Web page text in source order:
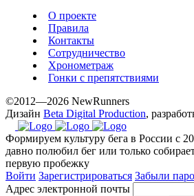
О проекте
Правила
Контакты
Сотрудничество
Хронометраж
Гонки с препятствиями
©2012—2026 NewRunners
Дизайн Beta Digital Production,
Формируем культуру бега в России с
давно полюбил бег или только
первую пробежку
Войти Зарегистрироваться Забыли
Адрес электронной почты